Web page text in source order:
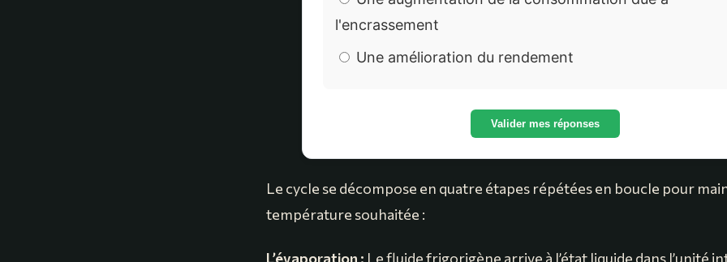
l'encrassement
Une amélioration du rendement
Valider mes réponses
Le cycle se décompose en quatre étapes répétées en boucle pour
température souhaitée :
L’évaporation : Le fluide frigorigène arrive à l’état liquide dans l’unité